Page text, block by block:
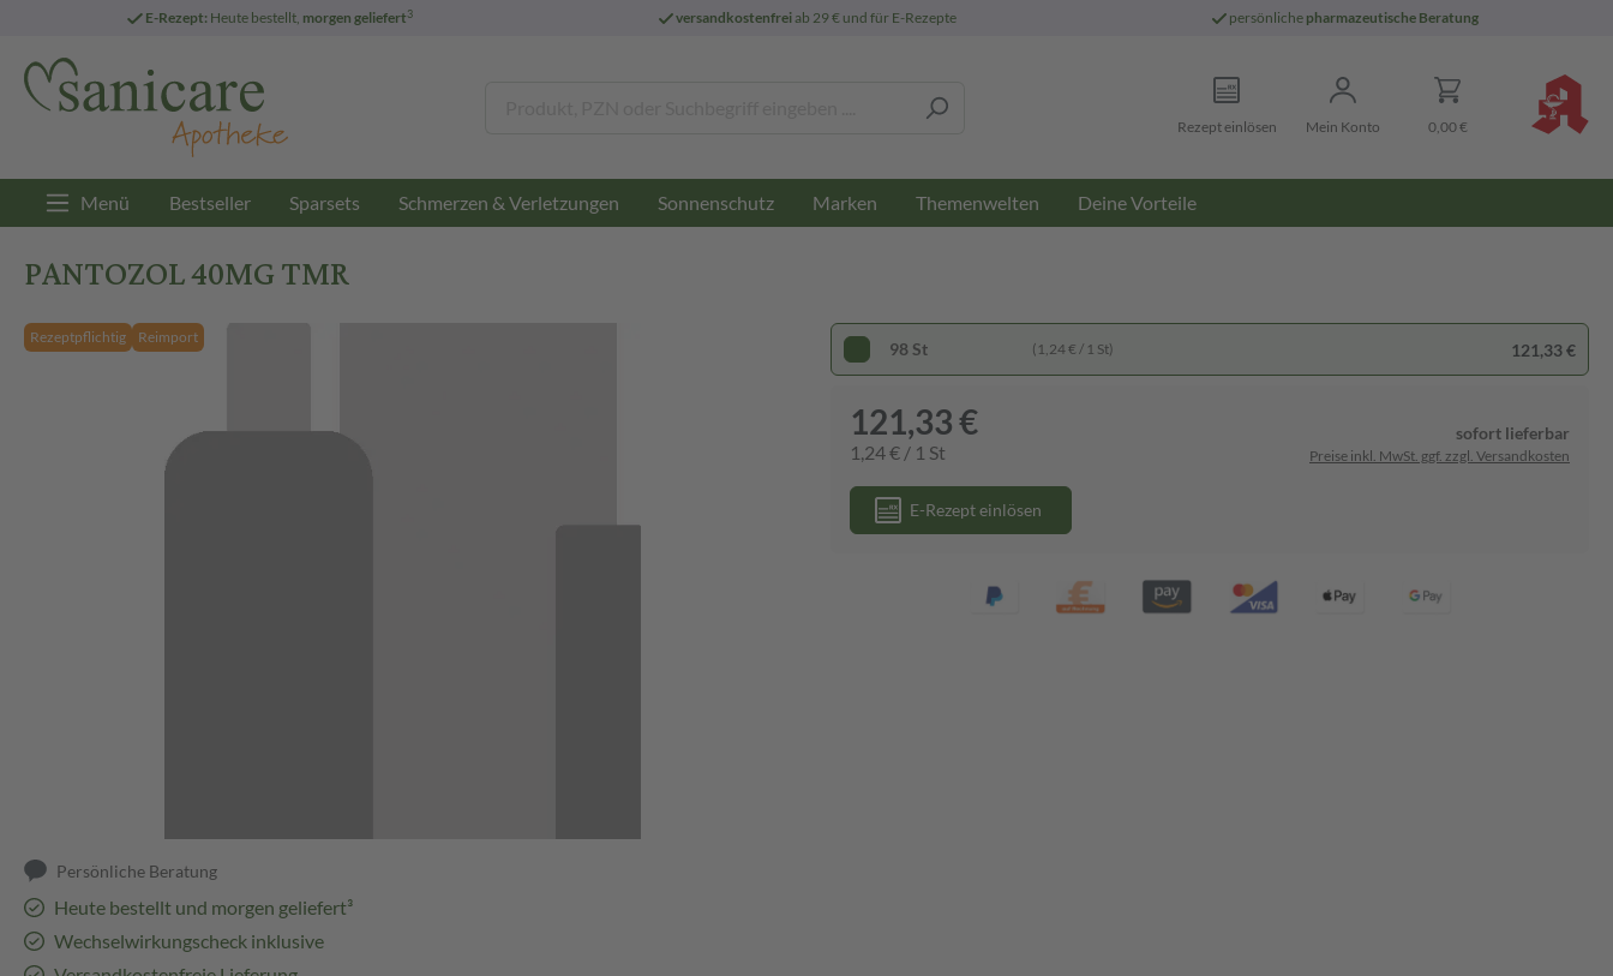
E-Rezept: Heute bestellt, morgen geliefert3 versandkostenfreiab 29 € und für E-Rezepte persönliche pharmazeutische Beratung
Rezept einlösen Mein Konto 0,00 €
Menü Bestseller Sparsets Schmerzen & Verletzungen Sonnenschutz Marken Themenwelten Deine Vorteile
PANTOZOL 40MG TMR
Rezeptpflichtig Reimport
Persönliche Beratung
Heute bestellt und morgen geliefert³
Wechselwirkungscheck inklusive
98 St (1,24 € / 1 St) 121,33 €
121,33 €
1,24 € / 1 St
sofort lieferbar
Preise inkl. MwSt. ggf. zzgl. Versandkosten
E-Rezept einlösen